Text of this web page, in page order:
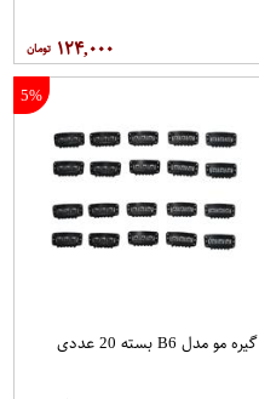
۱۲۴,۰۰۰
5%
گیره مو مدل B6 بسته 20 عددی